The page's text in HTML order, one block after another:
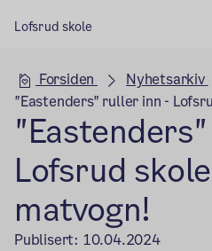
Lofsrud skole
Hovedseksjon
Forsiden
Nyhetsarkiv
"Eastenders" ruller inn -
Lofsrud
matvogn!
Publisert: 10.04.2024